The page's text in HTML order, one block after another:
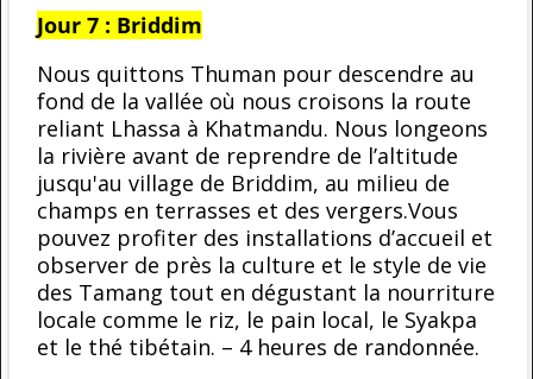
Jour 7 : Briddim
Nous quittons Thuman pour descendre au
fond de la vallée où nous croisons la route
reliant Lhassa à Khatmandu. Nous longeons
la rivière avant de reprendre de l’altitude
jusqu'au village de Briddim, au milieu de
champs en terrasses et des vergers.Vous
pouvez profiter des installations d’accueil et
observer de près la culture et le style de vie
des Tamang tout en dégustant la nourriture
locale comme le riz, le pain local, le Syakpa
et le thé tibétain. – 4 heures de randonnée.